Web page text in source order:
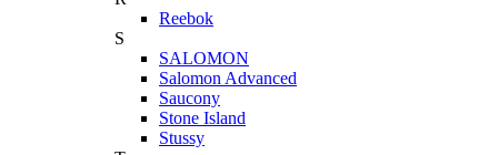
Reebok
S
SALOMON
Salomon Advanced
Saucony
Stone Island
Stussy